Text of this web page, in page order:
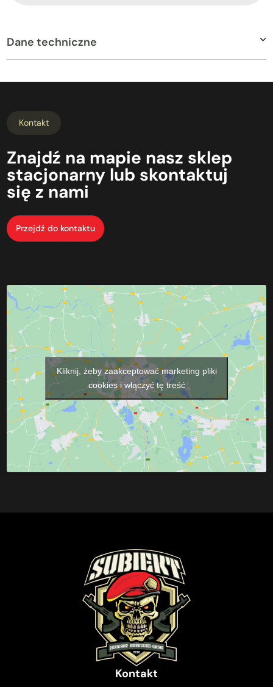
Dane techniczne
Kontakt
Znajdź na mapie nasz sklep
stacjonarny lub skontaktuj
się z nami
Przejdź do kontaktu
Kliknij, żeby zaakceptować marketing pliki
cookies i włączyć tę treść
Kontakt